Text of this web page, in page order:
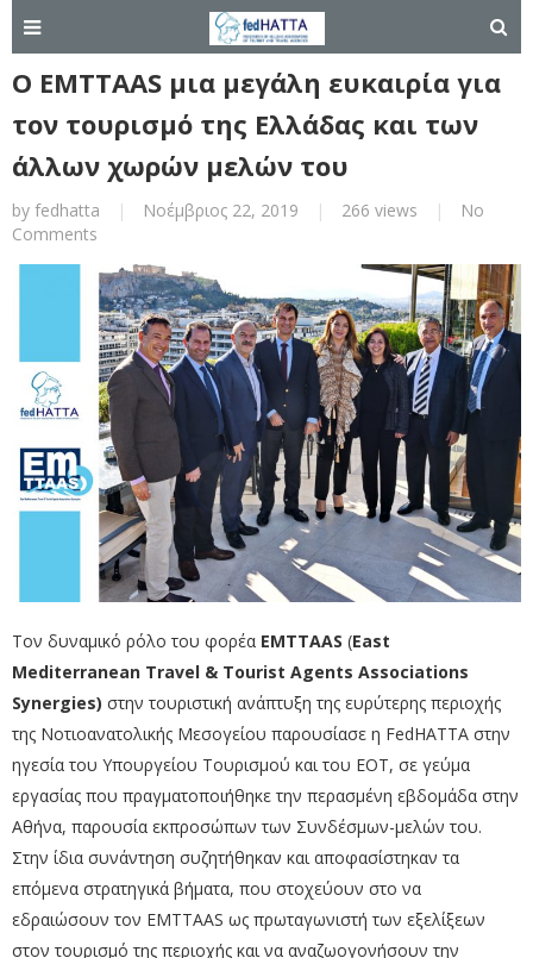
Ο EMTTAAS μια μεγάλη ευκαιρία για
τον τουρισμό της Ελλάδας και των
άλλων χωρών μελών του
by fedhatta | Νοέμβριος 22, 2019 | 266 views |
No
Comments
Τον δυναμικό ρόλο του φορέα EMTTAAS (East
Mediterranean Travel & Tourist Agents Associations
Synergies) στην τουριστική ανάπτυξη της ευρύτερης περιοχής
της Νοτιοανατολικής Μεσογείου παρουσίασε η FedHATTA στην
ηγεσία του Υπουργείου Τουρισμού και του ΕΟΤ, σε γεύμα
εργασίας που πραγματοποιήθηκε την περασμένη εβδομάδα στην
Αθήνα, παρουσία εκπροσώπων των Συνδέσμων-μελών του.
Στην ίδια συνάντηση συζητήθηκαν και αποφασίστηκαν τα
επόμενα στρατηγικά βήματα, που στοχεύουν στο να
εδραιώσουν τον EMTTAAS ως πρωταγωνιστή των εξελίξεων
στον τουρισμό της περιοχής και να αναζωογονήσουν την